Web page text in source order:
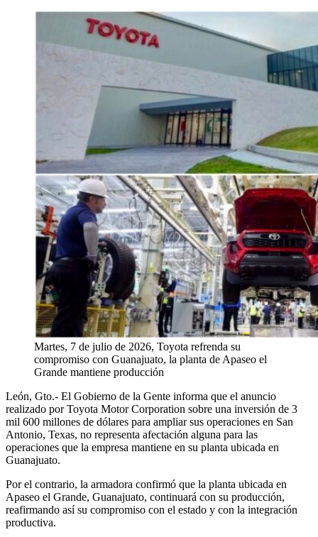
Martes, 7 de julio de 2026, Toyota refrenda su
compromiso con Guanajuato, la planta de Apaseo el
Grande mantiene producción
León, Gto.- El Gobierno de la Gente informa que el anuncio
realizado por Toyota Motor Corporation sobre una inversión de 3
mil 600 millones de dólares para ampliar sus operaciones en San
Antonio, Texas, no representa afectación alguna para las
operaciones que la empresa mantiene en su planta ubicada en
Guanajuato.
Por el contrario, la armadora confirmó que la planta ubicada en
Apaseo el Grande, Guanajuato, continuará con su producción,
reafirmando asísu compromiso con el estado y con la integración
productiva.